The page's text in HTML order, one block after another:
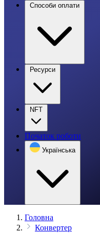
Способи оплати
Ресурси
NFT
Початок роботи
Українська
Головна
Конвертер